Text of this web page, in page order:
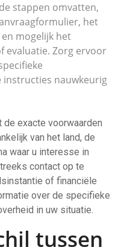
stappen omvatten,
het
mogelijk het
evaluatie. Zorg ervoor
instructies nauwkeurig
exacte voorwaarden
van het land, de
waar u interesse in
contact op te
of financiële
over de specifieke
in uw situatie.
tussen